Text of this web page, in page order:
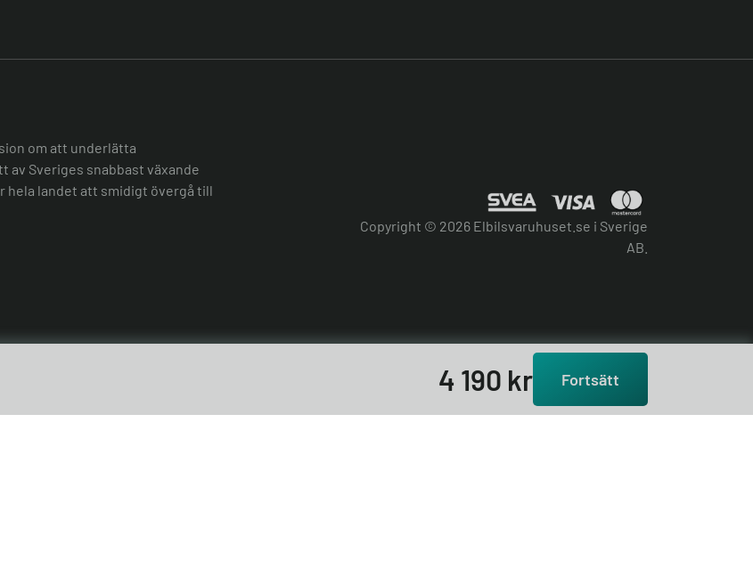
om att underlätta
Sveriges snabbast växande
hela landet att smidigt övergå till
Copyright © 2026 Elbilsvaruhuset.se i Sverige
AB.
4 190 kr Fortsätt